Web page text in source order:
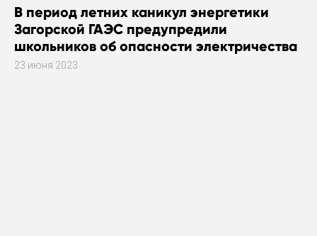
В период летних каникул энергетики
Загорской ГАЭС предупредили
школьников об опасности электричества
23 июня 2023